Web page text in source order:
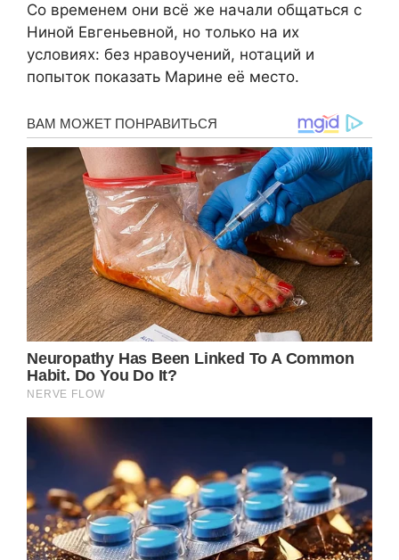
Со временем они всё же начали общаться с
Ниной Евгеньевной, но только на их
условиях: без нравоучений, нотаций и
попыток показать Марине её место.